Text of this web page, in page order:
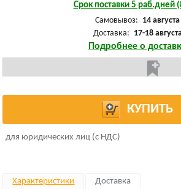
Срок поставки 5 раб.дней
Самовывоз: 14 августа
Доставка: 17-18
Подробнее о
КУПИТЬ
для юридических лиц (с НДС)
Характеристики Доставка